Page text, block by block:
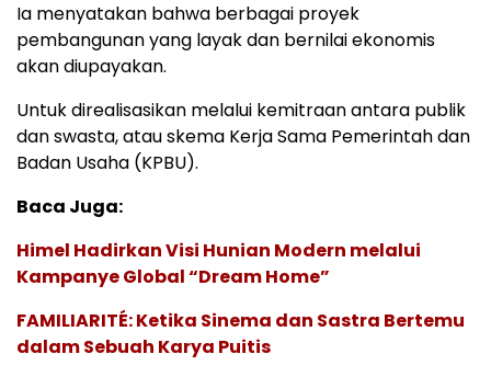
Ia menyatakan bahwa berbagai proyek
pembangunan yang layak dan bernilai ekonomis
akan diupayakan.
Untuk direalisasikan melalui kemitraan antara publik
dan swasta, atau skema Kerja Sama Pemerintah dan
Badan Usaha (KPBU).
Baca Juga:
Himel Hadirkan Visi Hunian Modern melalui
Kampanye Global “Dream Home”
FAMILIARITÉ: Ketika Sinema dan Sastra Bertemu
dalam Sebuah Karya Puitis